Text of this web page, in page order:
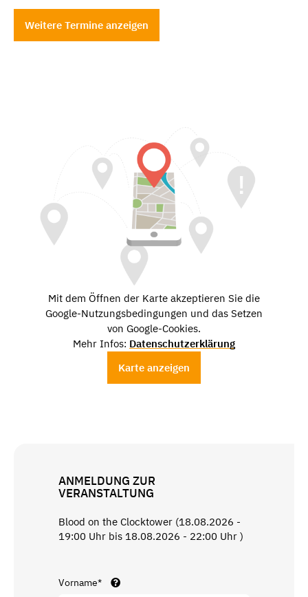
Weitere Termine anzeigen
Mit dem Öffnen der Karte akzeptieren Sie die
Google-Nutzungsbedingungen und das Setzen
von Google-Cookies.
Mehr Infos: Datenschutzerklärung
Karte anzeigen
ANMELDUNG ZUR
VERANSTALTUNG
Blood on the Clocktower (18.08.2026 -
19:00 Uhr bis 18.08.2026 - 22:00 Uhr )
Vorname*